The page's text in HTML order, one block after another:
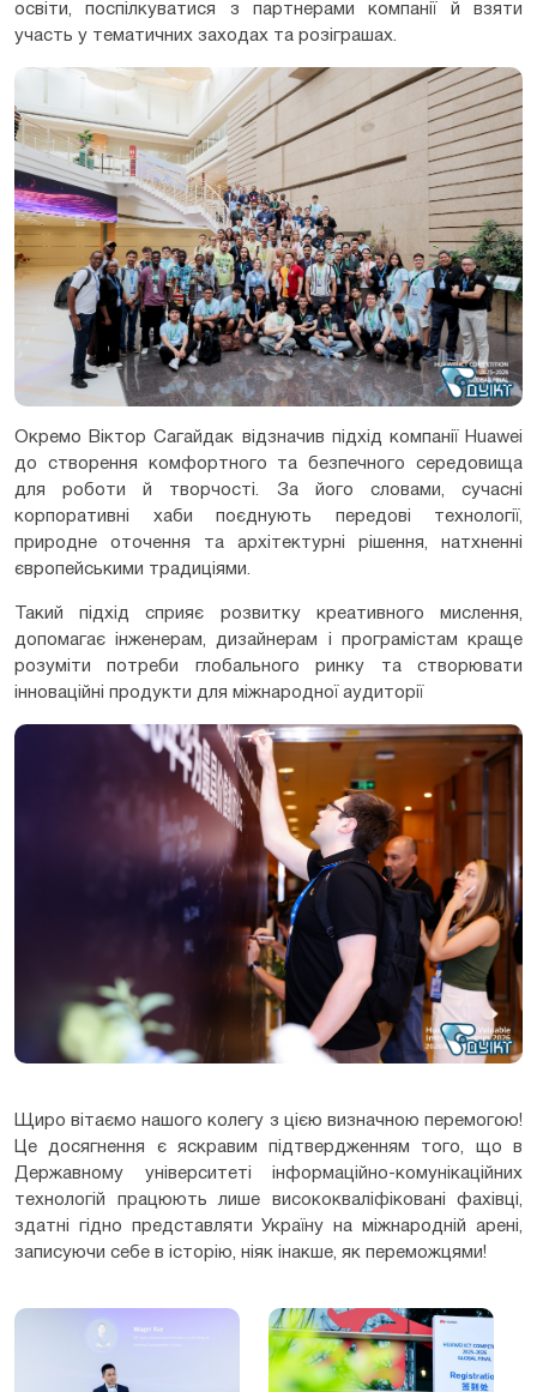
освіти, поспілкуватися з партнерами компанії й взяти
участь у тематичних заходах та розіграшах.
Окремо Віктор Сагайдак відзначив підхід компанії Huawei
до створення комфортного та безпечного середовища
для роботи й творчості. За його словами, сучасні
корпоративні хаби поєднують передові технології,
природне оточення та архітектурні рішення, натхненні
європейськими традиціями.
Такий підхід сприяє розвитку креативного мислення,
допомагає інженерам, дизайнерам і програмістам краще
розуміти потреби глобального ринку та створювати
інноваційні продукти для міжнародної аудиторії
Щиро вітаємо нашого колегу з цією визначною перемогою!
Це досягнення є яскравим підтвердженням того, що в
Державному університеті інформаційно-комунікаційних
технологій працюють лише висококваліфіковані фахівці,
здатні гідно представляти Україну на міжнародній арені,
записуючи себе в історію, ніяк інакше, як переможцями!